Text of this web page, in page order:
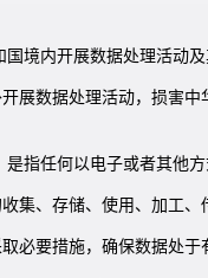
国境内开展数据处理活动
展数据处理活动，损害
是指任何以电子或者其他
集、存储、使用、加工、
必要措施，确保数据处